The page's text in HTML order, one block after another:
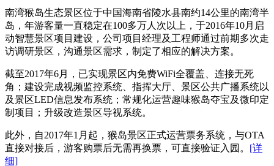
南湾猴岛生态景区位于中国海南省陵水县南约14公里的南湾半
岛，年游客量一直稳定在100多万人次以上，于2016年10月启
动智慧景区项目建设，公司项目经理及工程师通过前期多次走
访调研景区，沟通景区需求，制定了相应的解决方案。
截至2017年6月，已实现景区内免费WiFi全覆盖、连接无死
角；建设完成视频监控系统、指挥大厅、景区公共广播系统以
及景区LED信息发布系统；常规化运营趣味猴岛夺宝及微印定
制项目；升级改造景区导视系统。
此外，自2017年1月起，猴岛景区正式运营票务系统，与OTA
直接对接后，游客购票后无需再换票，可直接验证入园。 [详
细]